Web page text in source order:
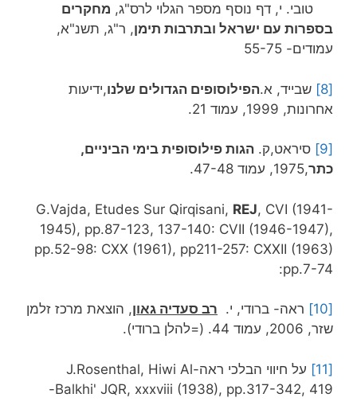
טובי. י, דף נוסף מספר הגלוי לרס"ג, מחקרים
בספרות עם ישראל ובתרבות תימן, ר"ג, תשנ"א,
עמודים- 55-75
[8] שבייד, א.הפילוסופים הגדולים שלנו,ידיעות
אחרונות, 1999, עמוד 21.
[9] סיראט,ק. הגות פילוסופית בימי הביניים,
כתר,1975, עמוד 47-48.
G.Vajda, Etudes Sur Qirqisani, REJ, CVI (1941-
1945), pp.87-123, 137-140: CVII (1946-1947),
pp.52-98: CXX (1961), pp211-257: CXXII (1963)
pp.7-74:
[10] ראה- ברודי, י. רב סעדיה גאון, הוצאת מרכז זלמן
שזר, 2006, עמוד 44. (=להלן ברודי).
[11]
על חיווי הבלכי ראה-J.Rosenthal, Hiwi Al
Balkhi' JQR, xxxviii (1938), pp.317-342, 419-